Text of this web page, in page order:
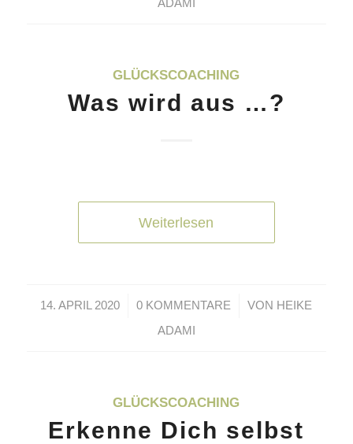
ADAMI
GLÜCKSCOACHING
Was wird aus …?
Weiterlesen
14. APRIL 2020
/ 0 KOMMENTARE
/ VON HEIKE
ADAMI
GLÜCKSCOACHING
Erkenne Dich selbst